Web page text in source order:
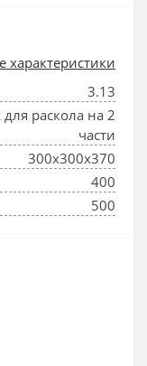
характеристики
3.13
раскола на 2
части
300x300x370
400
500